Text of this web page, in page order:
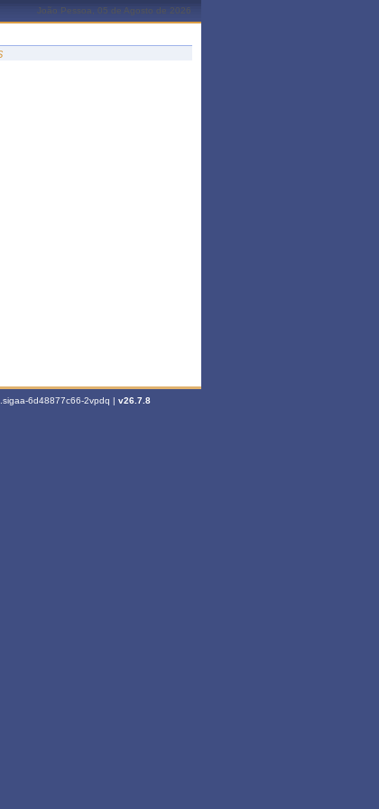
João Pessoa, 05 de Agosto de 2026
6d48877c66-2vpdq | v26.7.8